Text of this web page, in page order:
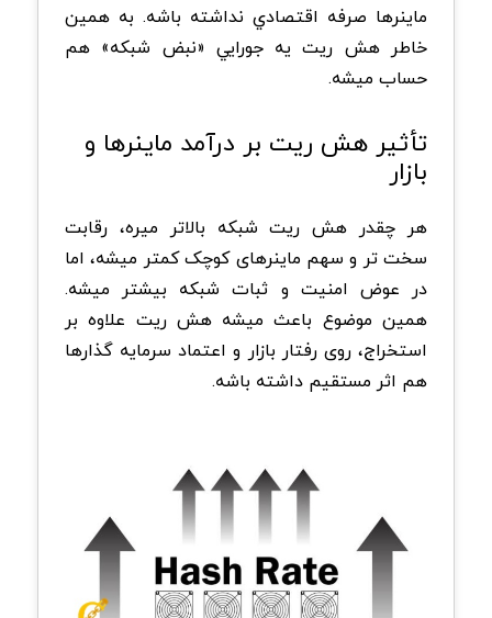
ماینرها صرفه اقتصادي نداشته باشه. به همين
خاطر هش ريت يه جورايي «نبض شبکه» هم
حساب ميشه.
تأثیر هش ریت بر درآمد ماینرها و
بازار
هر چقدر هش ریت شبکه بالاتر میره، رقابت
سخت تر و سهم ماینرهای کوچک کمتر میشه، اما
در عوض امنیت و ثبات شبکه بیشتر میشه.
همین موضوع باعث میشه هش ریت علاوه بر
استخراج، روی رفتار بازار و اعتماد سرمایه گذارها
هم اثر مستقیم داشته باشه.